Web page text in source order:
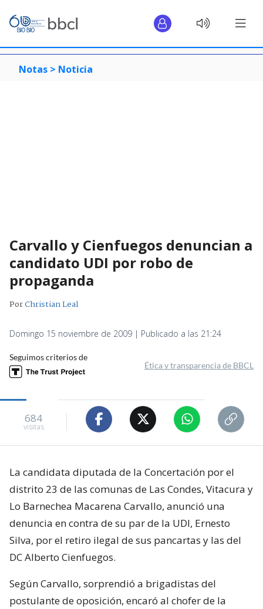
Notas > Noticia
Carvallo y Cienfuegos denuncian a
candidato UDI por robo de
propaganda
PorChristian Leal
Domingo 15 noviembre de 2009 | Publicado a las 21:24
Seguimos criterios de
Ética y transparencia de BBCL
684
visitas
La candidata diputada de la Concertación por el
distrito 23 de las comunas de Las Condes, Vitacura y
Lo Barnechea Macarena Carvallo, anunció una
denuncia en contra de su par de la UDI, Ernesto
Silva, por el retiro ilegal de sus pancartas y las del
DC Alberto Cienfuegos.
Según Carvallo, sorprendió a brigadistas del
postulante de oposición, encaró al chofer de la